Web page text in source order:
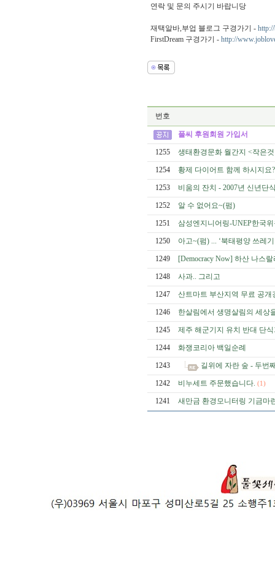
연락 및 문의 주시기 바랍니당
재택알바,부업 블로그 구경가기 -
FirstDream 구경가기 - http://
번호
풀씨 후원회원 가입서
1255 생태환경문화 월간지 <작은
1254 황제 다이어트 함께 하시지요
1253 비움의 잔치 - 2007년 신년단
1252 알 수 없어요~(펌)
1251 삼성엔지니어링-UNEP한국
1250 아고~(펌) ... ‘북태평양 쓰레
1249 [Democracy Now] 하산 나스
1248 사과.. 그리고
1247 산트마트 부산지역 무료 공
1246 한살림에서 생명살림의 세상
1245 제주 해군기지 유치 반대 단
1244 화쟁코리아 백일순례
1243 길위에 자란 숲 - 두번
1242 비누세트 주문했습니다. (1)
1241 새만금 환경모니터링 기금마